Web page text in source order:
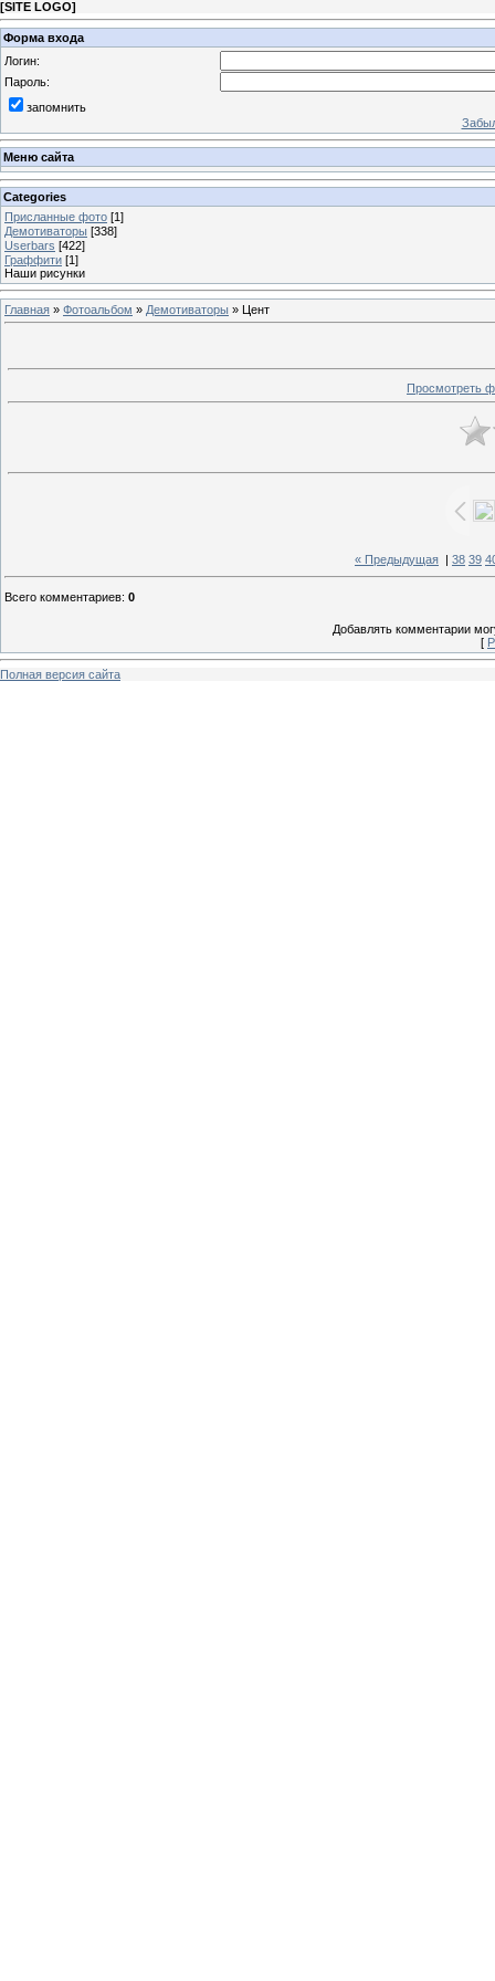
[SITE LOGO]
Форма входа
Логин:
Пароль:
запомнить
Меню сайта
Categories
Присланные фото [1]
Демотиваторы [338]
Userbars [422]
Граффити [1]
Наши рисунки
Главная » Фотоальбом » Демотиваторы » Цент
Просмотреть
« Предыдущая 38 39
Всего комментариев: 0
Добавлять комментарии
[
Полная версия сайта